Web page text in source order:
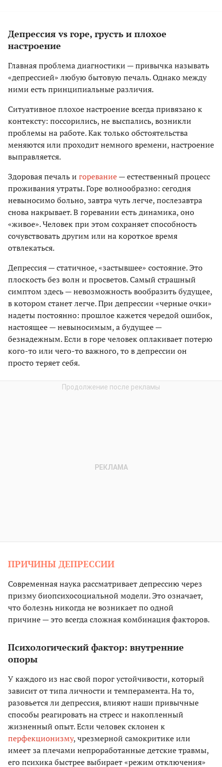
Депрессия vs горе, грусть и плохое
настроение
Главная проблема диагностики — привычка называть
«депрессией» любую бытовую печаль. Однако между
ними есть принципиальные различия.
Ситуативное плохое настроение всегда привязано к
контексту: поссорились, не выспались, возникли
проблемы на работе. Как только обстоятельства
меняются или проходит немного времени, настроение
выправляется.
Здоровая печаль и горевание— естественный процесс
проживания утраты. Горе волнообразно: сегодня
невыносимо больно, завтра чуть легче, послезавтра
снова накрывает. В горевании есть динамика, оно
«живое». Человек при этом сохраняет способность
сочувствовать другим или на короткое время
отвлекаться.
Депрессия — статичное, «застывшее» состояние. Это
плоскость без волн и просветов. Самый страшный
симптом здесь — невозможность вообразить будущее,
в котором станет легче. При депрессии «черные очки»
надеты постоянно: прошлое кажется чередой ошибок,
настоящее — невыносимым, а будущее —
безнадежным. Если в горе человек оплакивает потерю
кого-то или чего-то важного, то в депрессии он
просто теряет себя.
ПРИЧИНЫ ДЕПРЕССИИ
Современная наука рассматривает депрессию через
призму биопсихосоциальной модели. Это означает,
что болезнь никогда не возникает по одной
причине — это всегда сложная комбинация факторов.
Психологический фактор: внутренние
опоры
У каждого из нас свой порог устойчивости, который
зависит от типа личности и темперамента. На то,
разовьется ли депрессия, влияют наши привычные
способы реагировать на стресс и накопленный
жизненный опыт. Если человек склонен к
перфекционизму, чрезмерной самокритике или
имеет за плечами непроработанные детские травмы,
его психика быстрее выбирает «режим отключения»